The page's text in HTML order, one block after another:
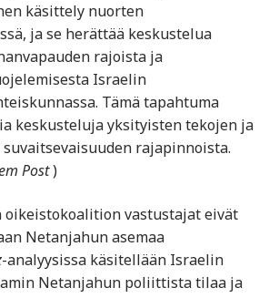
käsittely nuorten
ja se herättää keskustelua
rajoista ja
Israelin
Tämä tapahtuma
keskusteluja yk­sityisten tekojen ja
rajapinnoista.
Post)
vastustajat eivät
Netanjahun asemaa
-analyysissa käsitellään Israelin
Netanjahun poliittista tilaa ja